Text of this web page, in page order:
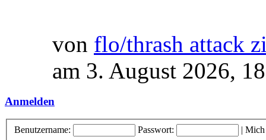
von flo/thrash attack
am 3. August 2026,
Anmelden
Benutzername: Passwort: | Mich